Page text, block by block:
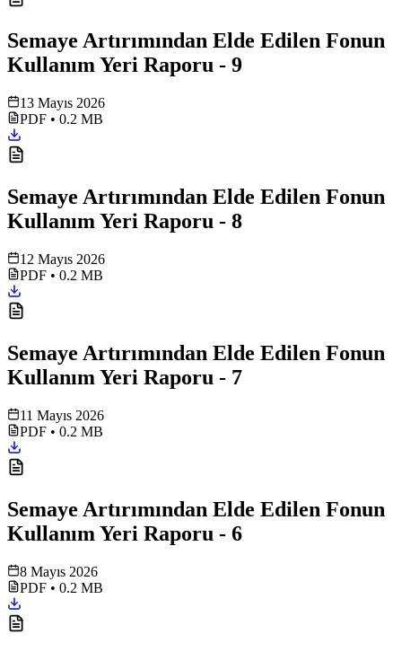
Semaye Artırımından Elde Edilen Fonun
Kullanım Yeri Raporu - 9
13 Mayıs 2026
PDF • 0.2 MB
Semaye Artırımından Elde Edilen Fonun
Kullanım Yeri Raporu - 8
12 Mayıs 2026
PDF • 0.2 MB
Semaye Artırımından Elde Edilen Fonun
Kullanım Yeri Raporu - 7
11 Mayıs 2026
PDF • 0.2 MB
Semaye Artırımından Elde Edilen Fonun
Kullanım Yeri Raporu - 6
8 Mayıs 2026
PDF • 0.2 MB